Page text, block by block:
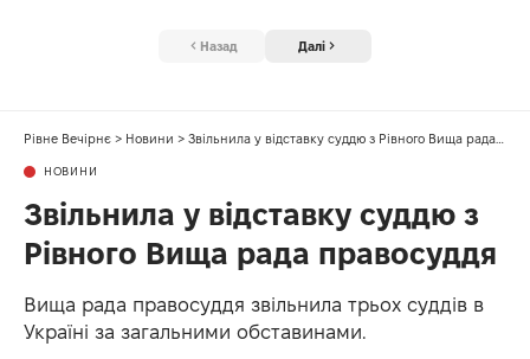
Назад Далі
Рівне Вечірнє > Новини > Звільнила у відставку суддю з Рівного Вища рада правосуддя
НОВИНИ
Звільнила у відставку суддю з
Рівного Вища рада правосуддя
Вища рада правосуддя звільнила трьох суддів в
Україні за загальними обставинами.